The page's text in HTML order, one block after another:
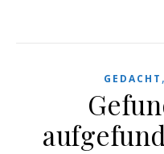
GEDACHT ,